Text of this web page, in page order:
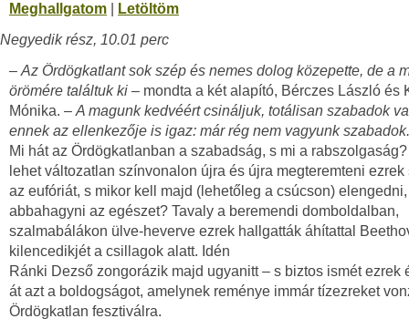
Meghallgatom
Letöltöm
Negyedik rész, 10.01 perc
– Az Ördögkatlant sok szép és nemes dolog közepette, de a
örömére találtuk ki – mondta a két alapító, Bérczes László és
Mónika. – A magunk kedvéért csináljuk, totálisan szabadok
ennek az ellenkezője is igaz: már rég nem vagyunk szabadok.
Mi hát az Ördögkatlanban a szabadság, s mi a
lehet változatlan színvonalon újra és újra megteremteni ezrek
az eufóriát, s mikor kell majd (lehetőleg a csúcson) elengedni,
abbahagyni az egészet? Tavaly a beremendi domboldalban,
szalmabálákon ülve-heverve ezrek hallgatták áhítattal
kilencedikjét a csillagok alatt. Idén
Ránki Dezső zongorázik majd ugyanitt – s biztos ismét ezrek
át azt a boldogságot, amelynek reménye immár tízezreket
Ördögkatlan fesztiválra.